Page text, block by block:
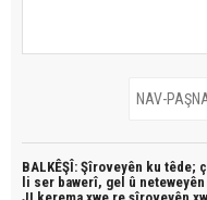
BALKÊŞÎ: Şîroveyên ku têde;
li ser bawerî, gel û